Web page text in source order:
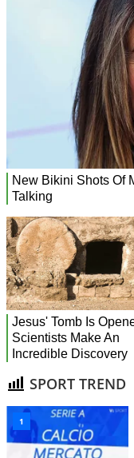
SPORT TREND